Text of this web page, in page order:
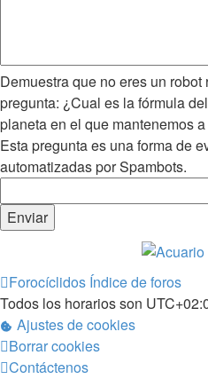
Demuestra que no eres un
pregunta: ¿Cual es la fórmula
planeta en el que mantenemos
Esta pregunta es una forma de
automatizadas por Spambots.
Forocíclidos Índice de foros
Todos los horarios son
Ajustes de cookies
Borrar cookies
Contáctenos